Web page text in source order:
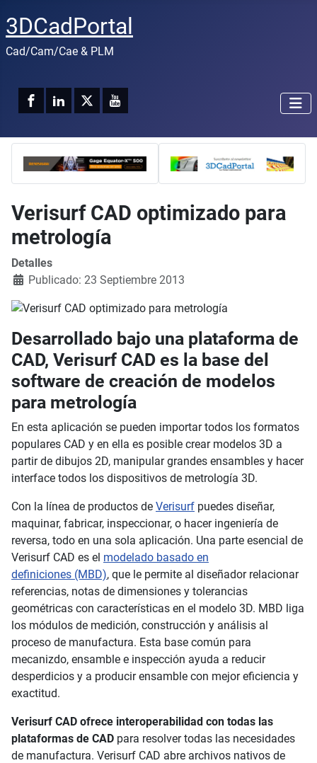
3DCadPortal
Cad/Cam/Cae & PLM
Verisurf CAD optimizado para
metrología
Detalles
Publicado: 23 Septiembre 2013
Desarrollado bajo una plataforma de
CAD, Verisurf CAD es la base del
software de creación de modelos
para metrología
En esta aplicación se pueden importar todos los formatos
populares CAD y en ella es posible crear modelos 3D a
partir de dibujos 2D, manipular grandes ensambles y hacer
interface todos los dispositivos de metrología 3D.
Con la línea de productos de Verisurf puedes diseñar,
maquinar, fabricar, inspeccionar, o hacer ingeniería de
reversa, todo en una sola aplicación. Una parte esencial de
Verisurf CAD es el modelado basado en
definiciones (MBD), que le permite al diseñador relacionar
referencias, notas de dimensiones y tolerancias
geométricas con características en el modelo 3D. MBD liga
los módulos de medición, construcción y análisis al
proceso de manufactura. Esta base común para
mecanizdo, ensamble e inspección ayuda a reducir
desperdicios y a producir ensamble con mejor eficiencia y
exactitud.
Verisurf CAD ofrece interoperabilidad con todas las
plataformas de CAD para resolver todas las necesidades
de manufactura. Verisurf CAD abre archivos nativos de